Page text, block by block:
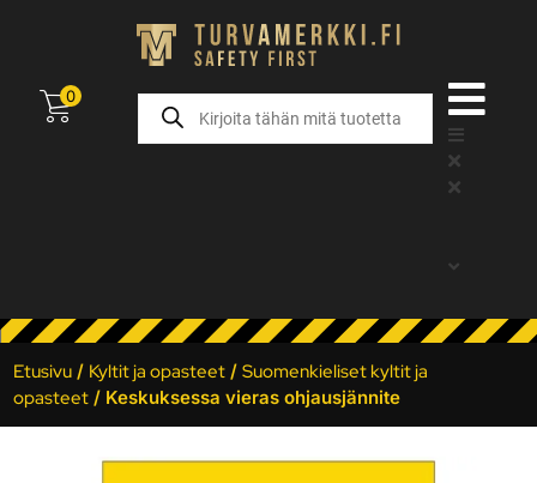
0
Etusivu / Kyltit ja opasteet /Suomenkieliset kyltit ja
opasteet / Keskuksessa vieras ohjausjännite